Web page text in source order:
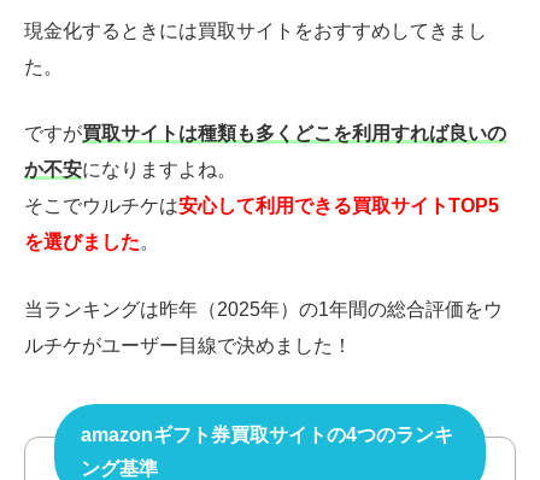
現金化するときには買取サイトをおすすめしてきまし
た。
ですが買取サイトは種類も多くどこを利用すれば良いの
か不安になりますよね。
そこでウルチケは安心して利用できる買取サイトTOP5
を選びました。
当ランキングは昨年（2025年）の1年間の総合評価をウ
ルチケがユーザー目線で決めました！
amazonギフト券買取サイトの4つのランキ
ング基準